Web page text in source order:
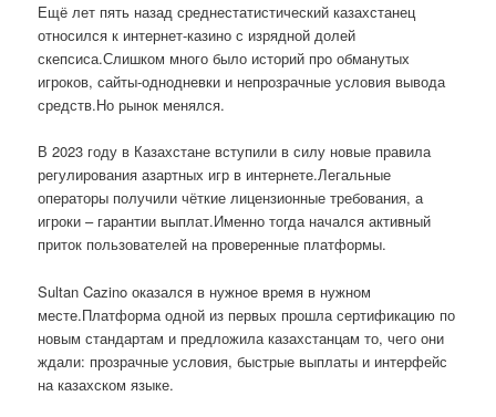
Ещё лет пять назад среднестатистический казахстанец
относился к интернет-казино с изрядной долей
скепсиса.Слишком много было историй про обманутых
игроков, сайты-однодневки и непрозрачные условия вывода
средств.Но рынок менялся.
В 2023 году в Казахстане вступили в силу новые правила
регулирования азартных игр в интернете.Легальные
операторы получили чёткие лицензионные требования, а
игроки – гарантии выплат.Именно тогда начался активный
приток пользователей на проверенные платформы.
Sultan Cazino оказался в нужное время в нужном
месте.Платформа одной из первых прошла сертификацию по
новым стандартам и предложила казахстанцам то, чего они
ждали: прозрачные условия, быстрые выплаты и интерфейс
на казахском языке.